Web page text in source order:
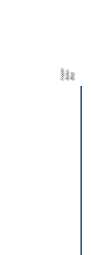
Bil
d:
A
n
n
aL
o
g
u
e